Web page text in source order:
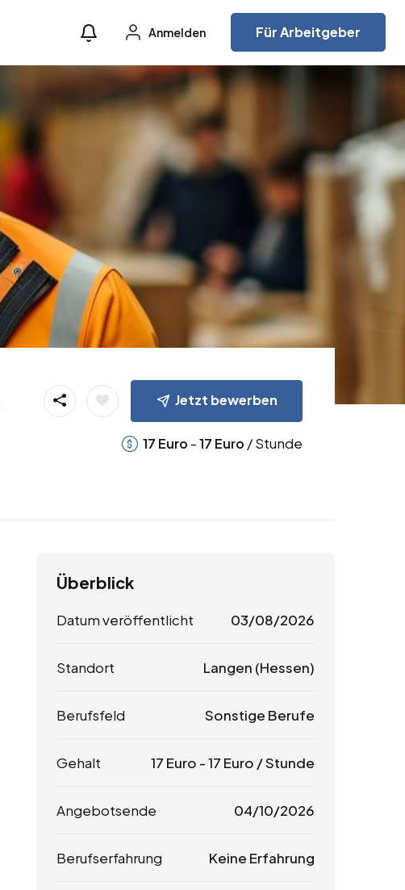
Anmelden Für Arbeitgeber
Jetzt bewerben
17 Euro -17 Euro / Stunde
Überblick
Datum veröffentlicht 03/08/2026
Standort Langen (Hessen)
Berufsfeld Sonstige Berufe
Gehalt 17 Euro -17 Euro / Stunde
Angebotsende 04/10/2026
Berufserfahrung Keine Erfahrung